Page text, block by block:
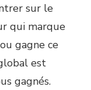
sur le
qui marque
gagne ce
est
gagnés.